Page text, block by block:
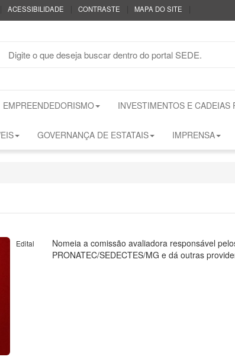
ACESSIBILIDADE CONTRASTE MAPA DO SITE
EMPREENDEDORISMO INVESTIMENTOS E CADEIAS
GOVERNANÇA DE ESTATAIS IMPRENSA
Edital
Nomeia a comissão avaliadora responsável
PRONATEC/SEDECTES/MG e dá outras